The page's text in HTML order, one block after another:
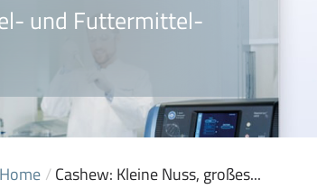
und Futtermittel-
Home /Cashew: Kleine Nuss, großes...